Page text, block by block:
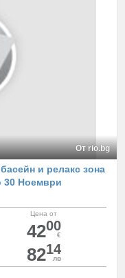
От rio.bg
и релакс зона
30 Ноември
Цена от
4200
€
8214
лв